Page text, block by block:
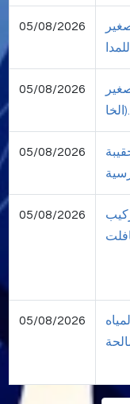
05/08/2026
05/08/2026
05/08/2026
05/08/2026
05/08/2026